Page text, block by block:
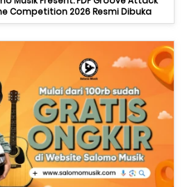
Competition 2026 Resmi Dibuka